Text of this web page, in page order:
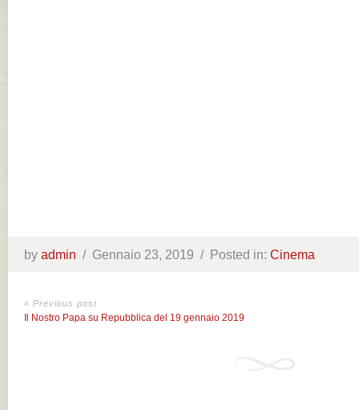
by admin / Gennaio 23, 2019 / Posted in: Cinema
« Previous post
Il Nostro Papa su Repubblica del 19 gennaio 2019